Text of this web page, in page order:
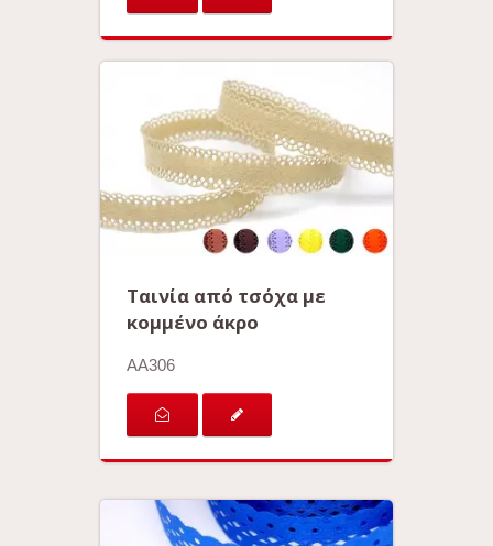
Ταινία από τσόχα με
κομμένο άκρο
AA306